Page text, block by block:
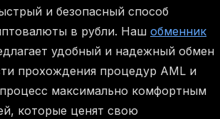
и безопасный способ
в рубли. Наш обменник
удобный и надежный обмен
прохождения процедур AML и
максимально комфортным
которые ценят свою